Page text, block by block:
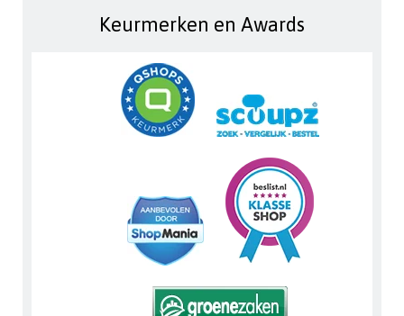
Keurmerken en Awards